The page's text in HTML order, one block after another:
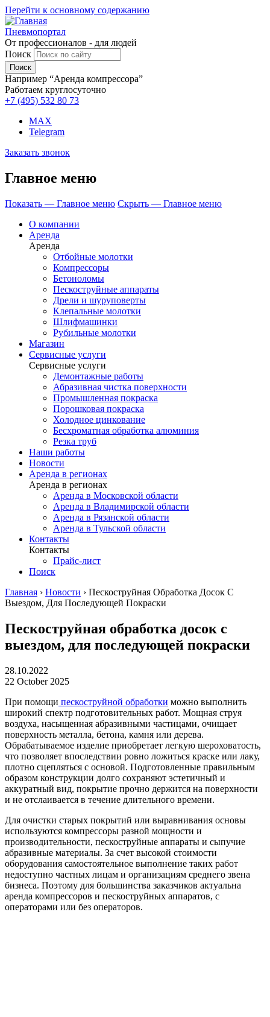
Перейти к основному содержанию
Пневмопортал
От профессионалов - для людей
Поиск
Например “Аренда компрессора”
Работаем круглосуточно
+7 (495) 532 80 73
MAX
Telegram
Заказать звонок
Главное меню
Показать — Главное меню Скрыть — Главное меню
О компании
Аренда
Аренда
Отбойные молотки
Компрессоры
Бетоноломы
Пескоструйные аппараты
Дрели и шуруповерты
Клепальные молотки
Шлифмашинки
Рубильные молотки
Магазин
Сервисные услуги
Сервисные услуги
Демонтажные работы
Абразивная чистка поверхности
Промышленная покраска
Порошковая покраска
Холодное цинкование
Бесхроматная обработка алюминия
Резка труб
Наши работы
Новости
Аренда в регионах
Аренда в регионах
Аренда в Московской области
Аренда в Владимирской области
Аренда в Рязанской области
Аренда в Тульской области
Контакты
Контакты
Прайс-лист
Поиск
Главная › Новости › Пескоструйная Обработка Досок С
Выездом, Для Последующей Покраски
Пескоструйная обработка досок с
выездом, для последующей покраски
28.10.2022
22 October 2025
При помощи пескоструйной обработки можно выполнить
широкий спектр подготовительных работ. Мощная струя
воздуха, насыщенная абразивными частицами, очищает
поверхность металла, бетона, камня или дерева.
Обрабатываемое изделие приобретает легкую шероховатость,
что позволяет впоследствии ровно ложиться краске или лаку,
плотно сцепляться с основой. Подготовленные правильным
образом конструкции долго сохраняют эстетичный и
аккуратный вид, покрытие прочно держится на поверхности
и не отслаивается в течение длительного времени.
Для очистки старых покрытий или выравнивания основы
используются компрессоры разной мощности и
производительности, пескоструйные аппараты и сыпучие
абразивные материалы. За счет высокой стоимости
оборудования самостоятельное выполнение таких работ
недоступно частных лицам и организациям среднего звена
бизнеса. Поэтому для большинства заказчиков актуальна
аренда компрессоров и пескоструйных аппаратов, с
операторами или без операторов.